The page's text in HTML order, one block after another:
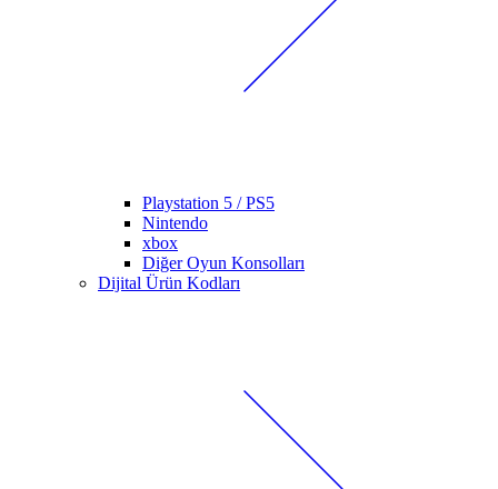
Playstation 5 / PS5
Nintendo
xbox
Diğer Oyun Konsolları
Dijital Ürün Kodları